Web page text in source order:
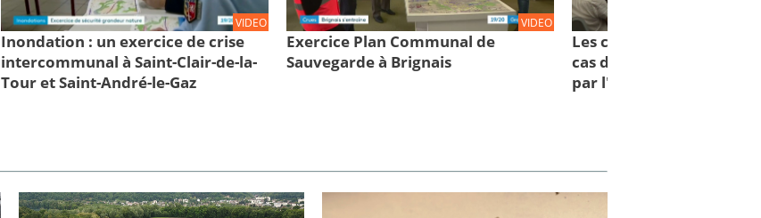
VIDEO
Inondation : un exercice de crise
intercommunal à Saint-Clair-de-la-
Tour et Saint-André-le-Gaz
VIDEO
Exercice Plan Communal de
Sauvegarde à Brignais
Les comportements à
cas d'inondations : des
par l'IRMa et la mission